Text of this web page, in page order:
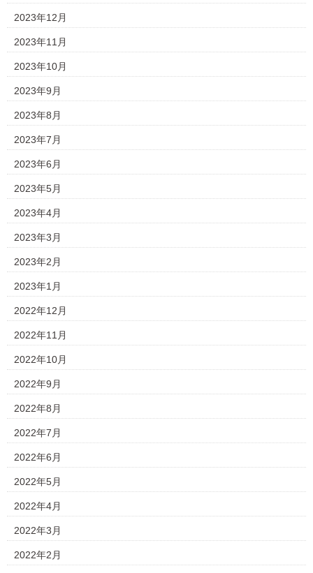
2023年12月
2023年11月
2023年10月
2023年9月
2023年8月
2023年7月
2023年6月
2023年5月
2023年4月
2023年3月
2023年2月
2023年1月
2022年12月
2022年11月
2022年10月
2022年9月
2022年8月
2022年7月
2022年6月
2022年5月
2022年4月
2022年3月
2022年2月